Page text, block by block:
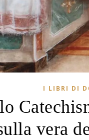
I LIBRI DI
vera